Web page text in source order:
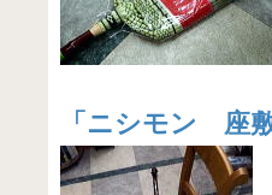
「 ニシモン 座